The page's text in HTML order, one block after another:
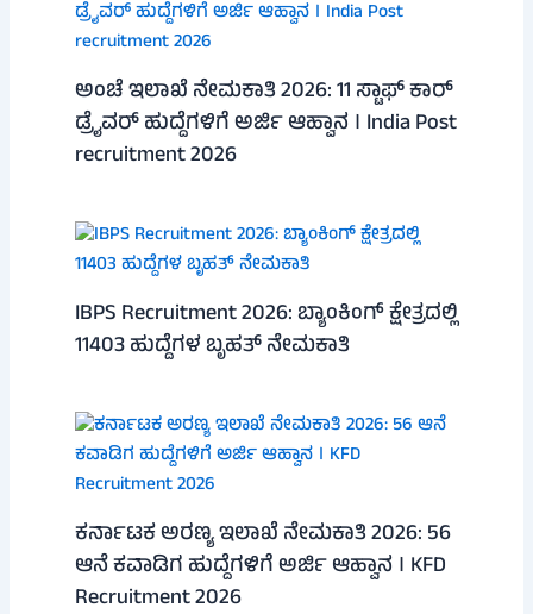
ಅಂಚೆ ಇಲಾಖೆ ನೇಮಕಾತಿ 2026: 11 ಸ್ಟಾಫ್ ಕಾರ್
ಡ್ರೈವರ್ ಹುದ್ದೆಗಳಿಗೆ ಅರ್ಜಿ ಆಹ್ವಾನ । India Post
recruitment 2026
IBPS Recruitment 2026: ಬ್ಯಾಂಕಿಂಗ್ ಕ್ಷೇತ್ರದಲ್ಲಿ
11403 ಹುದ್ದೆಗಳ ಬೃಹತ್ ನೇಮಕಾತಿ
ಕರ್ನಾಟಕ ಅರಣ್ಯ ಇಲಾಖೆ ನೇಮಕಾತಿ 2026: 56
ಆನೆ ಕವಾಡಿಗ ಹುದ್ದೆಗಳಿಗೆ ಅರ್ಜಿ ಆಹ್ವಾನ । KFD
Recruitment 2026